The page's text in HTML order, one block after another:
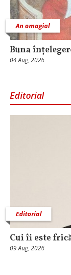
An omagial
Buna
04 Aug, 2026
Editorial
Editorial
Cui îi este
09 Aug, 2026